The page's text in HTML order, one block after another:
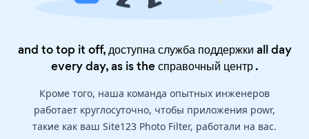
and to top it off, доступна служба поддержки all day
every day, as is theсправочный центр.
Кроме того, наша команда опытных инженеров
работает круглосуточно, чтобы приложения powr,
такие как ваш Site123 Photo Filter, работали на вас.